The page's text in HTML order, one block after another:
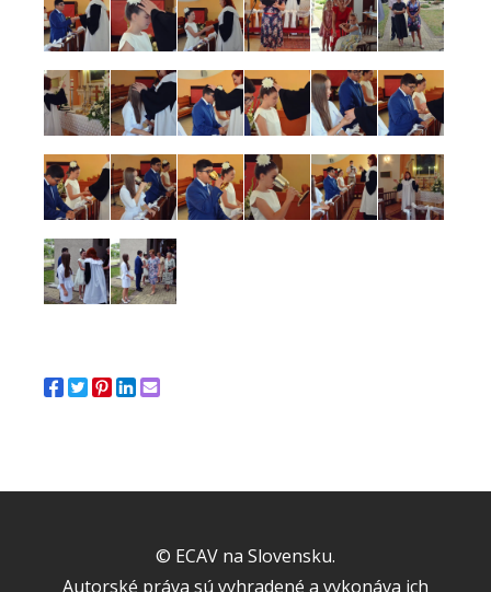
© ECAV na Slovensku.
Autorské práva sú vyhradené a vykonáva ich